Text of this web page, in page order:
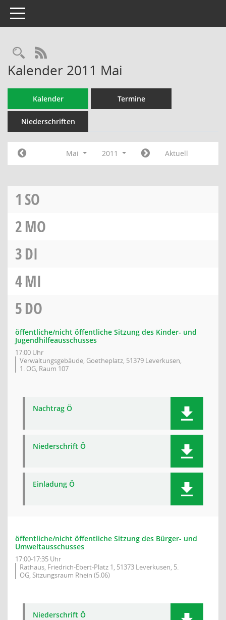
Toggle navigation
Rechercheauswahl
RSS-Feed
Kalender 2011 Mai
Kalender Termine
Niederschriften
Mai 2011 Aktuell
1 SO
2MO
3DI
4MI
5DO
öffentliche/nicht öffentliche Sitzung des Kinder- und
Jugendhilfeausschusses
17:00 Uhr
Verwaltungsgebäude, Goetheplatz, 51379 Leverkusen,
1. OG, Raum 107
Nachtrag Ö
Niederschrift Ö
Einladung Ö
öffentliche/nicht öffentliche Sitzung des Bürger- und
Umweltausschusses
17:00-17:35 Uhr
Rathaus, Friedrich-Ebert-Platz 1, 51373 Leverkusen, 5.
OG, Sitzungsraum Rhein (5.06)
Niederschrift Ö